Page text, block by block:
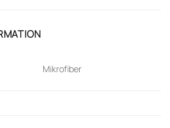
Mikrofiber